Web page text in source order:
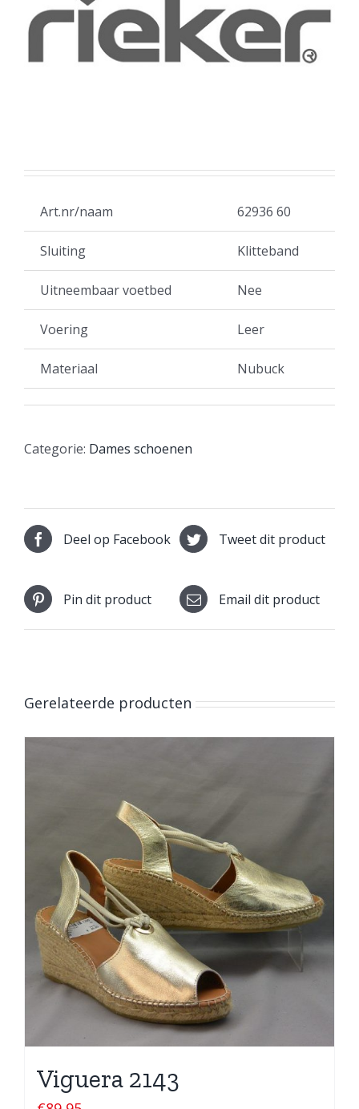
Art.nr/naam 62936 60
Sluiting Klitteband
Uitneembaar voetbed Nee
Voering Leer
Materiaal Nubuck
Categorie: Dames schoenen
Deel op Facebook Tweet dit product
Pin dit product Email dit product
Gerelateerde producten
Viguera 2143